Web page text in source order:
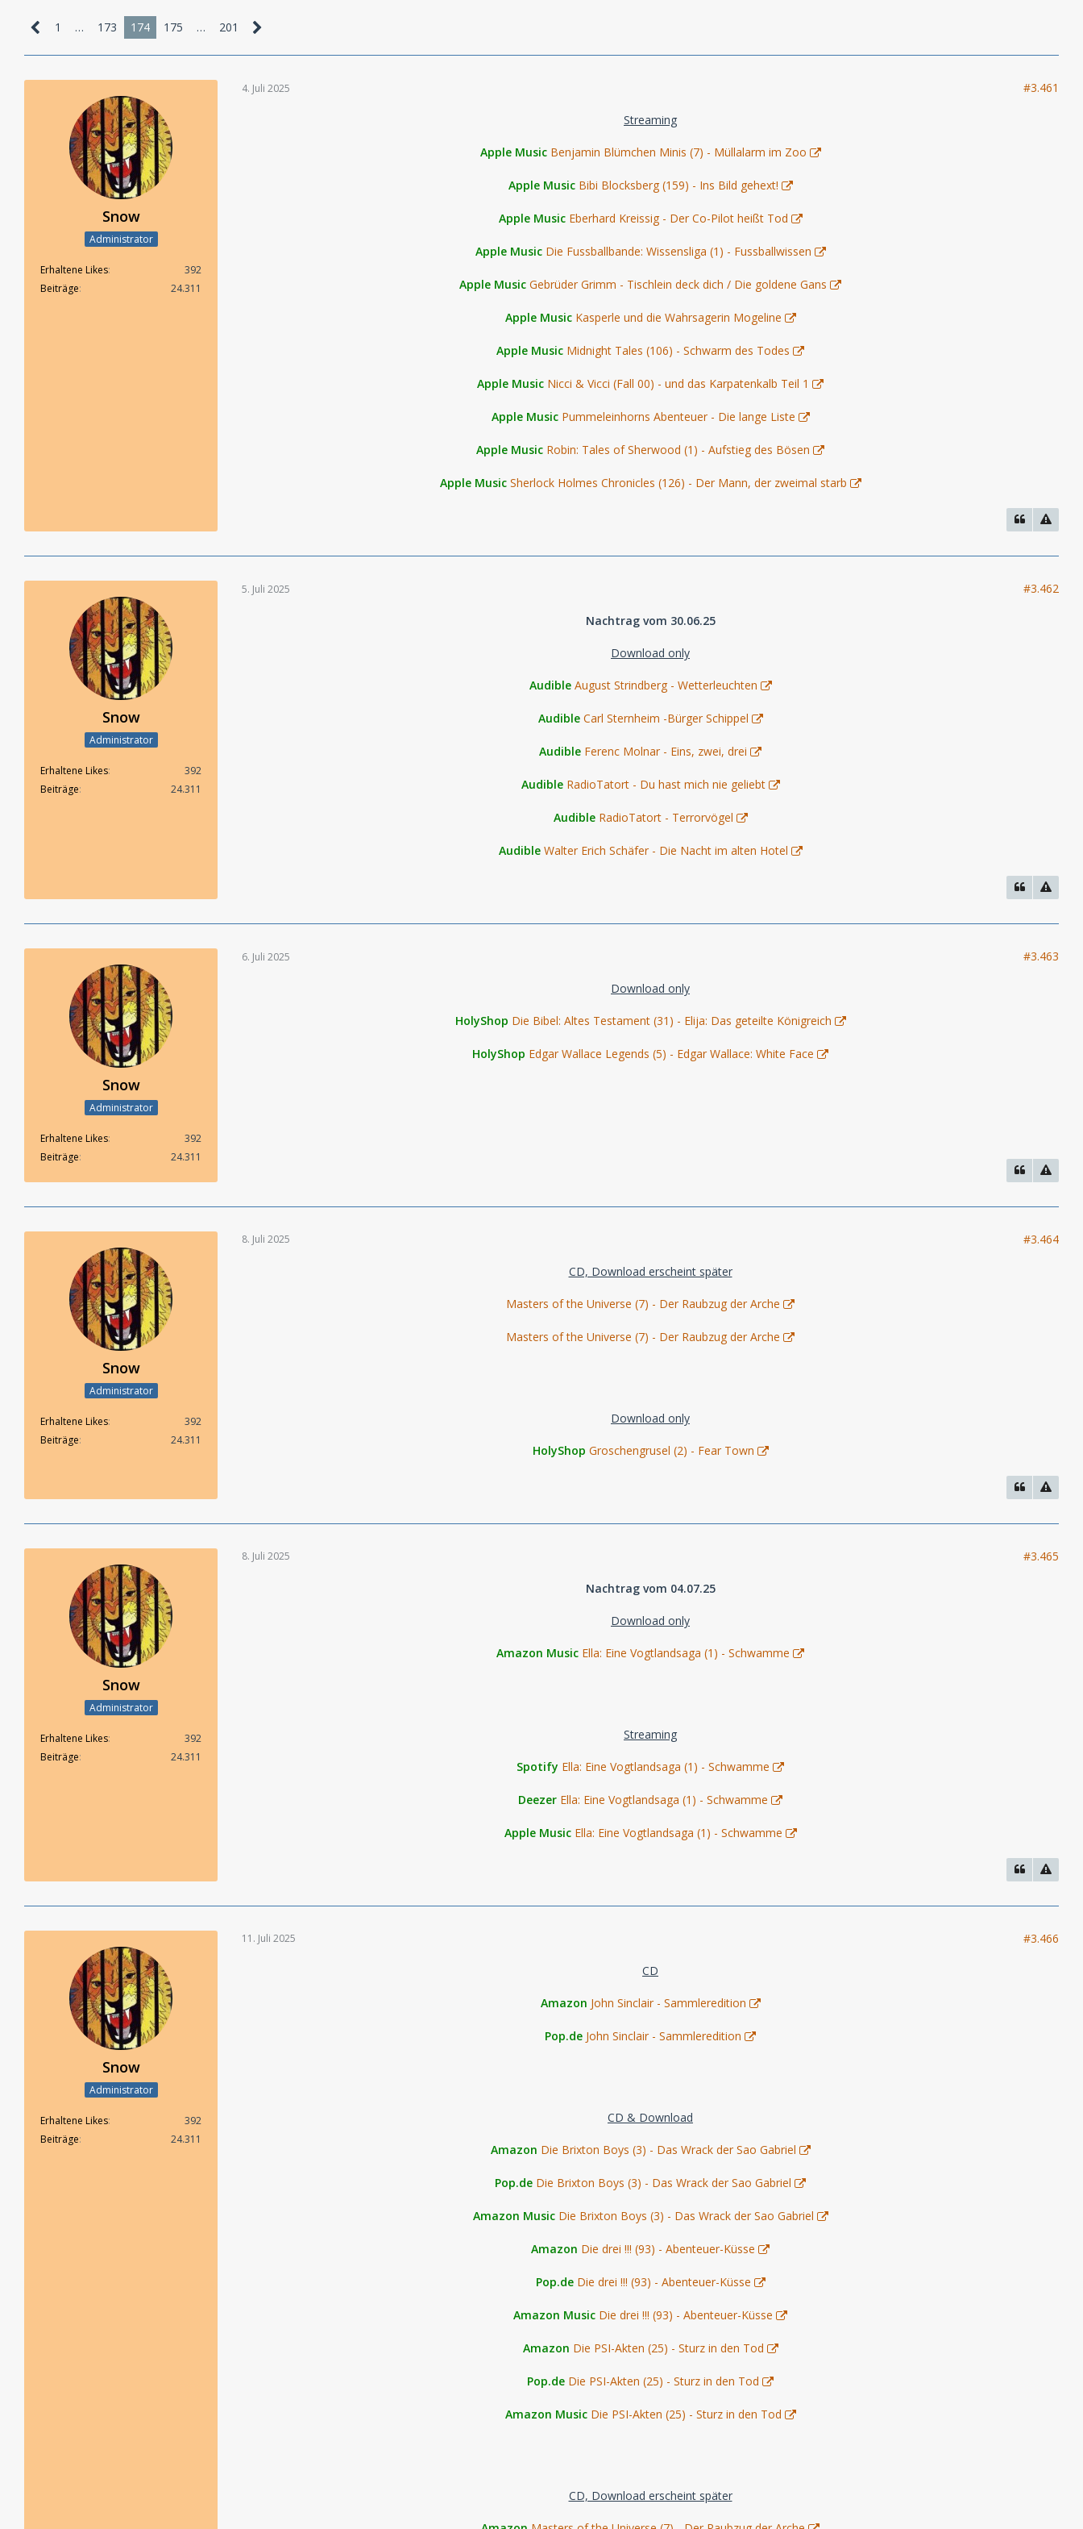
1 … 173 174 175 … 201
Snow
Administrator
Erhaltene Likes
392
Beiträge
24.311
4. Juli 2025 #3.461
Streaming
Apple Music Benjamin Blümchen Minis (7) - Müllalarm im Zoo
Apple Music Bibi Blocksberg (159) - Ins Bild gehext!
Apple Music Eberhard Kreissig - Der Co-Pilot heißt Tod
Apple Music Die Fussballbande: Wissensliga (1) - Fussballwissen
Apple Music Gebrüder Grimm - Tischlein deck dich / Die goldene Gans
Apple Music Kasperle und die Wahrsagerin Mogeline
Apple Music Midnight Tales (106) - Schwarm des Todes
Apple Music Nicci & Vicci (Fall 00) - und das Karpatenkalb Teil 1
Apple Music Pummeleinhorns Abenteuer - Die lange Liste
Apple Music Robin: Tales of Sherwood (1) - Aufstieg des Bösen
Apple Music Sherlock Holmes Chronicles (126) - Der Mann, der zweimal starb
Snow
Administrator
Erhaltene Likes
392
Beiträge
24.311
5. Juli 2025 #3.462
Nachtrag vom 30.06.25
Download only
Audible August Strindberg - Wetterleuchten
Audible Carl Sternheim -Bürger Schippel
Audible Ferenc Molnar - Eins, zwei, drei
Audible RadioTatort - Du hast mich nie geliebt
Audible RadioTatort - Terrorvögel
Audible Walter Erich Schäfer - Die Nacht im alten Hotel
Snow
Administrator
Erhaltene Likes
392
Beiträge
24.311
6. Juli 2025 #3.463
Download only
HolyShop Die Bibel: Altes Testament (31) - Elija: Das geteilte Königreich
HolyShop Edgar Wallace Legends (5) - Edgar Wallace: White Face
Snow
Administrator
Erhaltene Likes
392
Beiträge
24.311
8. Juli 2025 #3.464
CD, Download erscheint später
Masters of the Universe (7) - Der Raubzug der Arche
Masters of the Universe (7) - Der Raubzug der Arche
Download only
HolyShop Groschengrusel (2) - Fear Town
Snow
Administrator
Erhaltene Likes
392
Beiträge
24.311
8. Juli 2025 #3.465
Nachtrag vom 04.07.25
Download only
Amazon Music Ella: Eine Vogtlandsaga (1) - Schwamme
Streaming
Spotify Ella: Eine Vogtlandsaga (1) - Schwamme
Deezer Ella: Eine Vogtlandsaga (1) - Schwamme
Apple Music Ella: Eine Vogtlandsaga (1) - Schwamme
Snow
Administrator
Erhaltene Likes
392
Beiträge
24.311
11. Juli 2025 #3.466
CD
Amazon John Sinclair - Sammleredition
Pop.de John Sinclair - Sammleredition
CD & Download
Amazon Die Brixton Boys (3) - Das Wrack der Sao Gabriel
Pop.de Die Brixton Boys (3) - Das Wrack der Sao Gabriel
Amazon Music Die Brixton Boys (3) - Das Wrack der Sao Gabriel
Amazon Die drei !!! (93) - Abenteuer-Küsse
Pop.de Die drei !!! (93) - Abenteuer-Küsse
Amazon Music Die drei !!! (93) - Abenteuer-Küsse
Amazon Die PSI-Akten (25) - Sturz in den Tod
Pop.de Die PSI-Akten (25) - Sturz in den Tod
Amazon Music Die PSI-Akten (25) - Sturz in den Tod
CD, Download erscheint später